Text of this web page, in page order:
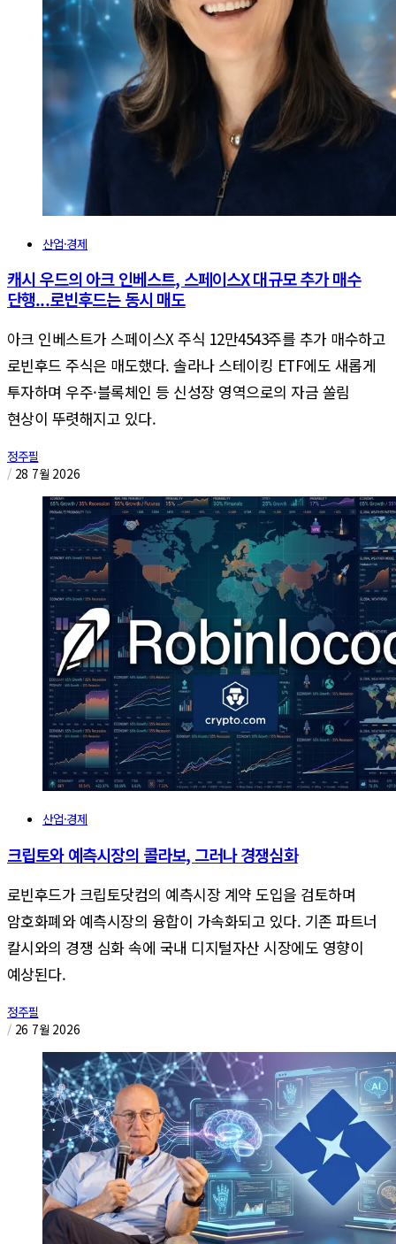
산업·경제
캐시 우드의 아크 인베스트, 스페이스X 대규모 추가 매수
단행...로빈후드는 동시 매도
아크 인베스트가 스페이스X 주식 12만4543주를 추가 매수하고
로빈후드 주식은 매도했다. 솔라나 스테이킹 ETF에도 새롭게
투자하며 우주·블록체인 등 신성장 영역으로의 자금 쏠림
현상이 뚜렷해지고 있다.
정주필
/ 28 7월 2026
산업·경제
크립토와 예측시장의 콜라보, 그러나 경쟁심화
로빈후드가 크립토닷컴의 예측시장 계약 도입을 검토하며
암호화폐와 예측시장의 융합이 가속화되고 있다. 기존 파트너
칼시와의 경쟁 심화 속에 국내 디지털자산 시장에도 영향이
예상된다.
정주필
/ 26 7월 2026